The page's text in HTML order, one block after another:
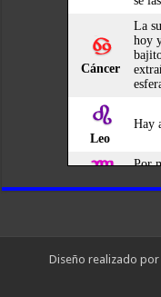
Diseño realizado por